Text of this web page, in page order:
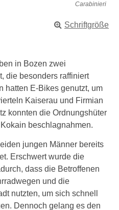
Carabinieri
Schriftgröße
in Bozen zwei
die besonders raffiniert
hatten E-Bikes genutzt, um
Kaiserau und Firmian
konnten die Ordnungshüter
beschlagnahmen.
jungen Männer bereits
Erschwert wurde die
dass die Betroffenen
und die
nutzten, um sich schnell
Dennoch gelang es den